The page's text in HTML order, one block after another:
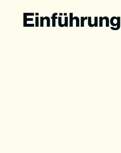
Einführung